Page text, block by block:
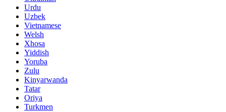
Urdu
Uzbek
Vietnamese
Welsh
Xhosa
Yiddish
Yoruba
Zulu
Kinyarwanda
Tatar
Oriya
Turkmen